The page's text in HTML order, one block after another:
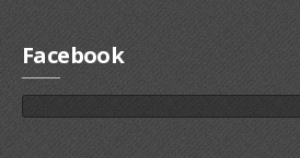
Facebook